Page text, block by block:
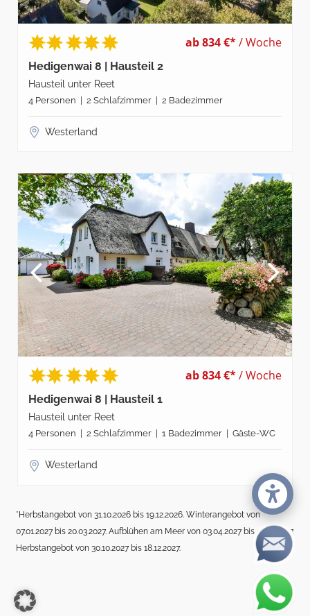
ab 834 €*/ Woche
Hedigenwai 8 | Hausteil 2
Hausteil unter Reet
4 Personen | 2 Schlafzimmer | 2 Badezimmer
Westerland
ab 834 €*/ Woche
Hedigenwai 8 | Hausteil 1
Hausteil unter Reet
4 Personen | 2 Schlafzimmer | 1 Badezimmer | Gäste-WC
Westerland
*Herbstangebot von 31.10.2026 bis 19.12.2026. Winterangebot von
07.01.2027 bis 20.03.2027. Aufblühen am Meer von 03.04.2027 bis 17.04.2027.
Herbstangebot von 30.10.2027 bis 18.12.2027.